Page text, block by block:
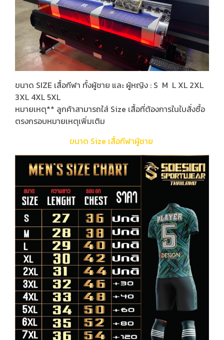
ขนาด SIZE เสื้อกีฬา ทั้งผู้ชาย และ ผู้หญิง : S M L XL 2XL
3XL 4XL 5XL
หมายเหตุ** ลูกค้าสามารถใส่ Size เสื้อที่ต้องการในใบสั่งซื้อ
ตรงกรอบหมายเหตุเพิ่มเติม
ขนาด Size เสื้อกีฬาผู้ชาย